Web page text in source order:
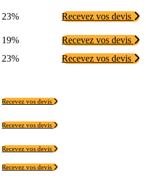
23% Recevez vos devis
19%
Recevez vos devis
23% Recevez vos devis
Recevez vos devis
Recevez vos devis
Recevez vos devis
Recevez vos devis